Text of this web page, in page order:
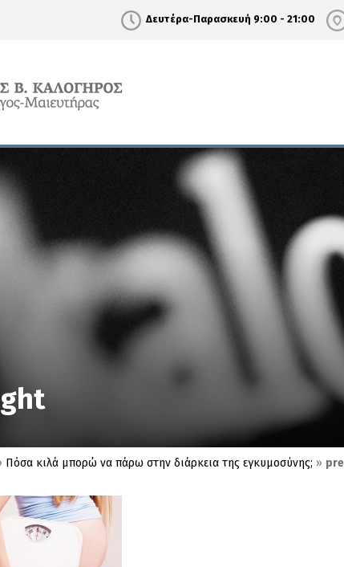
Δευτέρα-Παρασκευή 9:00 - 21:00
Πόσα κιλά μπορώ να πάρω στην διάρκεια της εγκυμοσύνης; »